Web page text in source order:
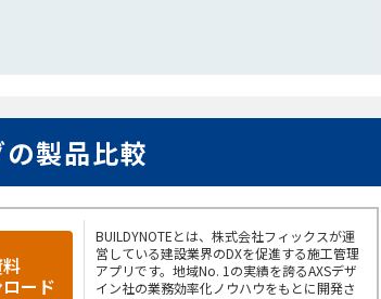
製品比較
ード
BUILDYNOTEとは、株式会社フィックスが運
営している建設業界のDXを促進する施工管理
アプリです。地域No. 1の実績を誇るAXSデザ
イン社の業務効率化ノウハウをもとに開発さ